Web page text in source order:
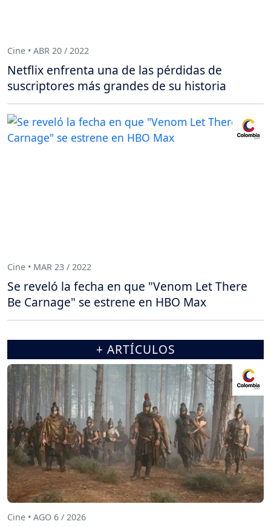
Cine • ABR 20 / 2022
Netflix enfrenta una de las pérdidas de
suscriptores más grandes de su historia
Cine • MAR 23 / 2022
Se reveló la fecha en que "Venom Let There
Be Carnage" se estrene en HBO Max
+ ARTÍCULOS
Cine • AGO 6 / 2026